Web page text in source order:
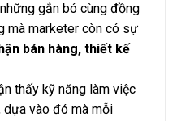
gắn bó cùng đồng
mà marketer còn có sự
bán hàng, thiết kế
thấy kỹ năng làm việc
dựa vào đó mà mỗi